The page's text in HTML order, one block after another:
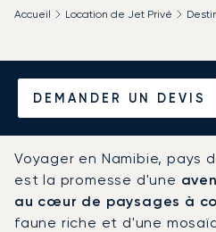
DEMANDER UN DEVIS
Accueil Location de Jet Privé
Louer un Jet
vers la
Voyager en Namibie, pays
est la promesse d'une
au cœur de paysages à
faune riche et d'une